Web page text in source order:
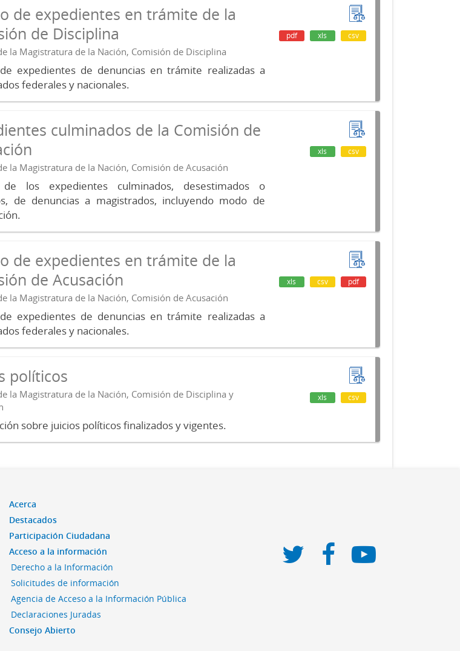
de expedientes en trámite de la
de Disciplina
la Magistratura de la Nación, Comisión de Disciplina
expedientes de denuncias en trámite realizadas a
federales y nacionales.
pdf xls csv
culminados de la Comisión de
la Magistratura de la Nación, Comisión de Acusación
de los expedientes culminados, desestimados o
de denuncias a magistrados, incluyendo modo de
xls csv
de expedientes en trámite de la
de Acusación
la Magistratura de la Nación, Comisión de Acusación
expedientes de denuncias en trámite realizadas a
federales y nacionales.
xls csv pdf
políticos
la Magistratura de la Nación, Comisión de Disciplina y
sobre juicios políticos finalizados y vigentes.
xls csv
Acerca
Destacados
Participación Ciudadana
Acceso a la información
Derecho a la Información
Solicitudes de información
Agencia de Acceso a la Información Pública
Declaraciones Juradas
Consejo Abierto